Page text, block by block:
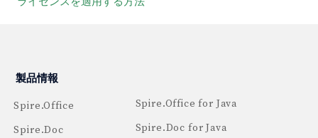
製品情報
Spire.Office
Spire.Doc
Spire.Office for Java
Spire.Doc for Java